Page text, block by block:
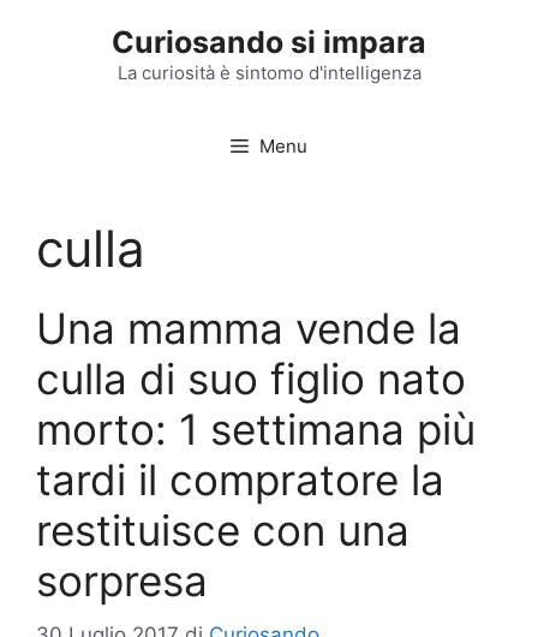
Curiosando si impara
La curiosità è sintomo d'intelligenza
Menu
culla
Una mamma vende la
culla di suo figlio nato
morto: 1 settimana più
tardi il compratore la
restituisce con una
sorpresa